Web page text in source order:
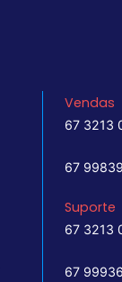
Vendas
67 3213
67
Suporte
67 3213
67